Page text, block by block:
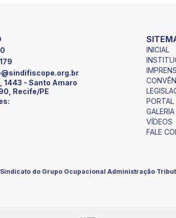
1443 - Santo Amaro
Recife/PE
INICIAL
PORTAL
VÍDEOS
FALE
Sindicato do Grupo Ocupacional Administração